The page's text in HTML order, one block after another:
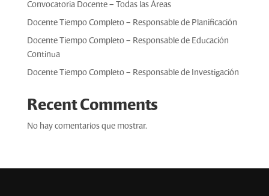
Convocatoria Docente – Todas las Áreas
Docente Tiempo Completo – Responsable de Planificación
Docente Tiempo Completo – Responsable de Educación
Continua
Docente Tiempo Completo – Responsable de Investigación
Recent Comments
No hay comentarios que mostrar.